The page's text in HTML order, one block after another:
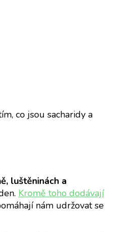
co jsou sacharidy a
luštěninách a
Kromě toho dodávají
nám udržovat se